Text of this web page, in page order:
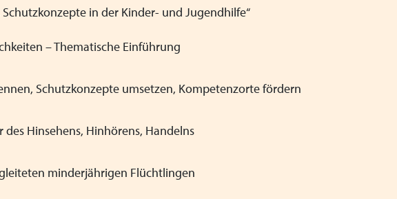
in der Kinder- und Jugendhilfe“
– Thematische Einführung
Schutzkonzepte umsetzen, Kompetenzorte fördern
Hinsehens, Hinhörens, Handelns
minderjährigen Flüchtlingen